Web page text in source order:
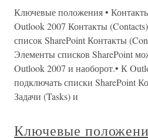
Ключевые положения •
Outlook 2007 Контакты
список SharePoint Контакты
Элементы списков SharePoint
Outlook 2007 и наоборот.• К
подключать списки SharePoint
Задачи (Tasks) и
Ключевые